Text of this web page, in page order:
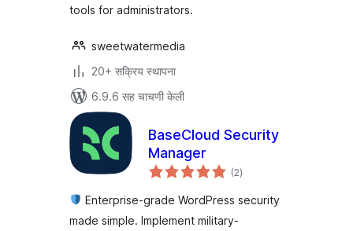
tools for administrators.
sweetwatermedia
20+ सक्रिय स्थापना
6.9.6 सह चाचणी केली
BaseCloud Security
Manager
(2एकूण
मूल्यांकन
)
Enterprise-grade WordPress security
made simple. Implement military-